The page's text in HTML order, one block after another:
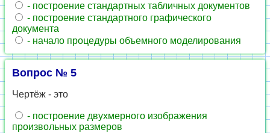
- построение стандартных табличных документов
- построение стандартного графического
документа
- начало процедуры объемного моделирования
Вопрос № 5
Чертёж - это
- построение двухмерного изображения
произвольных размеров